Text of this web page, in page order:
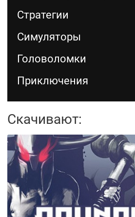
Стратегии
Симуляторы
Головоломки
Приключения
Скачивают: